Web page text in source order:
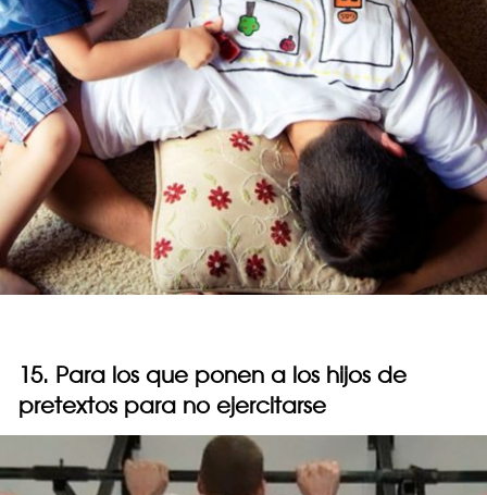
15. Para los que ponen a los hijos de
pretextos para no ejercitarse